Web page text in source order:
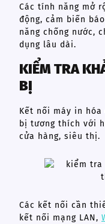
Các tính năng mở
động, cảm biến
năng chống nước,
dụng lâu dài.
KIỂM TRA
BỊ
Kết nối máy in
bị tương thích với
cửa hàng, siêu thị.
Các kết nối cần
kết nối mạng LAN,